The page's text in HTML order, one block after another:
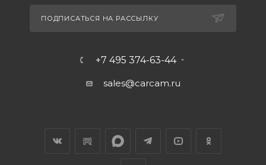
ПОДПИСАТЬСЯ НА РАССЫЛКУ
+7 495 374-63-44
sales@carcam.ru